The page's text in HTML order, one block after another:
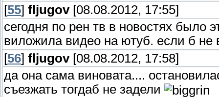
[55] fljugov[08.08.2012, 17:55]
сегодня по рен тв в новостях было
виложила видео на ютуб. если б
[56] fljugov[08.08.2012, 17:58]
да она сама виновата....
съезжать тогдаб не задели